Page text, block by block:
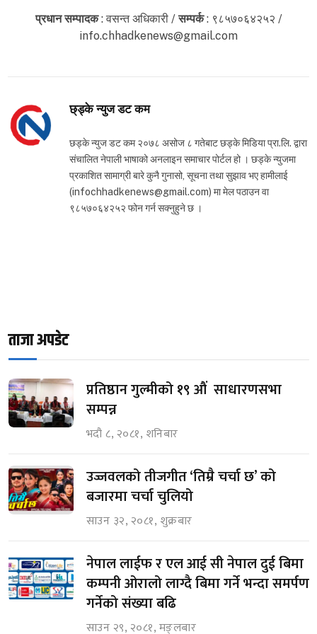
प्रधान सम्पादक: वसन्त अधिकारी /सम्पर्क: ९८५७०६४२५२ /
info.chhadkenews@gmail.com
छ्ड्के न्युज डट कम
छड्के न्युज डट कम २०७८ असोज ८ गतेबाट छड्के मिडिया प्रा.लि. द्वारा
संचालित नेपाली भाषाको अनलाइन समाचार पोर्टल हो । छड्के न्युजमा
प्रकाशित सामाग्री बारे कुनै गुनासो, सूचना तथा सुझाव भए हामीलाई
(infochhadkenews@gmail.com) मा मेल पठाउन वा
९८५७०६४२५२ फोन गर्न सक्नुहुने छ ।
ताजा अपडेट
प्रतिष्ठान गुल्मीको १९ औं साधारणसभा
सम्पन्न
भदौ ८, २०८१, शनिबार
उज्जवलको तीजगीत ‘तिम्रै चर्चा छ’ को
बजारमा चर्चा चुलियो
साउन ३२, २०८१, शुक्रबार
नेपाल लाईफ र एल आई सी नेपाल दुई बिमा
कम्पनी ओरालो लाग्दै बिमा गर्ने भन्दा समर्पण
गर्नेको संख्या बढि
साउन २९, २०८१, मङ्लबार